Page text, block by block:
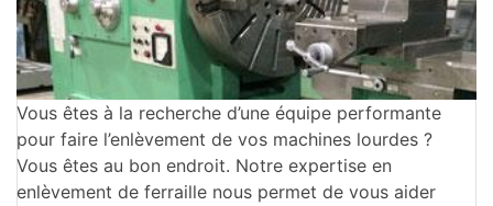
Vous êtes à la recherche d’une équipe performante
pour faire l’enlèvement de vos machines lourdes ?
Vous êtes au bon endroit. Notre expertise en
enlèvement de ferraille nous permet de vous aider